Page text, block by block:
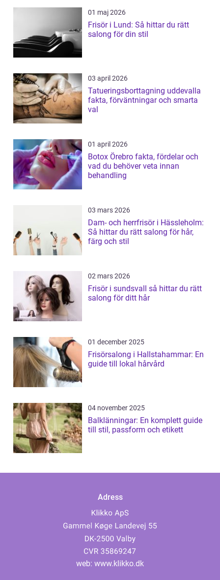
01 maj 2026
Frisör i Lund: Så hittar du rätt
salong för din stil
03 april 2026
Tatueringsborttagning uddevalla
fakta, förväntningar och smarta
val
01 april 2026
Botox Örebro fakta, fördelar och
vad du behöver veta innan
behandling
03 mars 2026
Dam- och herrfrisör i Hässleholm:
Så hittar du rätt salong för hår,
färg och stil
02 mars 2026
Frisör i sundsvall så hittar du rätt
salong för ditt hår
01 december 2025
Frisörsalong i Hallstahammar: En
guide till lokal hårvård
04 november 2025
Balklänningar: En komplett guide
till stil, passform och etikett
Adress
web: www.klikko.dk